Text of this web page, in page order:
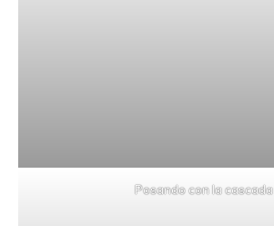
Posando con la cascada